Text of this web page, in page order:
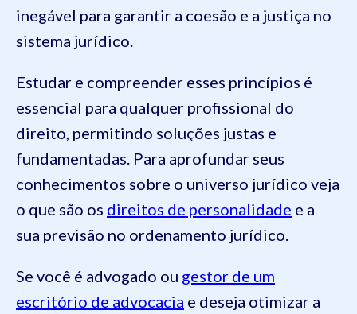
inegável para garantir a coesão e a justiça no
sistema jurídico.
Estudar e compreender esses princípios é
essencial para qualquer profissional do
direito, permitindo soluções justas e
fundamentadas. Para aprofundar seus
conhecimentos sobre o universo jurídico veja
o que são os direitos de personalidade e a
sua previsão no ordenamento jurídico.
Se você é advogado ou gestor de um
escritório de advocacia e deseja otimizar a